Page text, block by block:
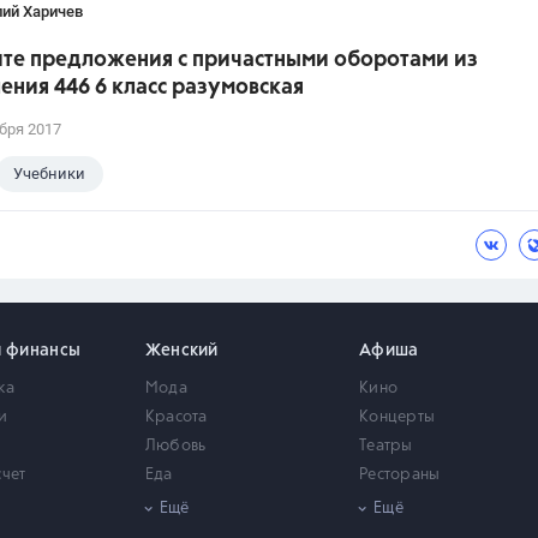
Харичев
предложения с причастными оборотами из
446 6 класс разумовская
2017
Учебники
финансы Женский
Мода
Красота
Любовь
Еда
Здоровье
Ещё
Афиша
Кино
Концерты
Театры
Рестораны
Город
Ещё